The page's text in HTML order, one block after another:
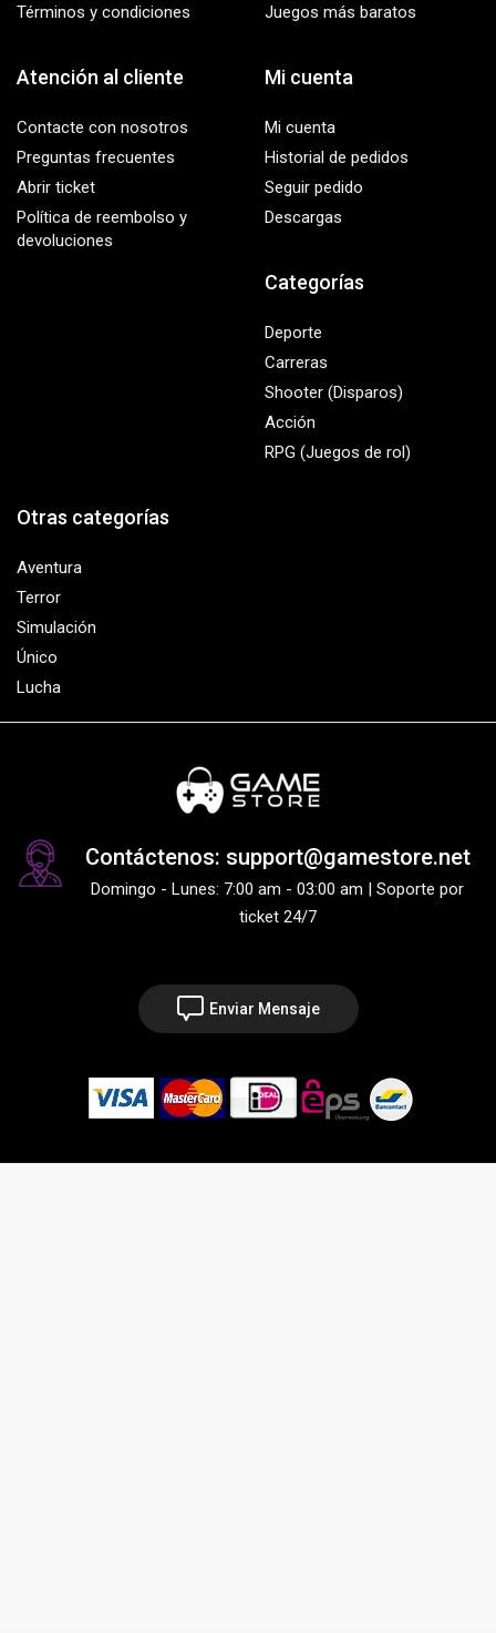
Términos y condiciones
Juegos más baratos
Atención al cliente
Contacte con nosotros
Preguntas frecuentes
Abrir ticket
Política de reembolso y
devoluciones
Mi cuenta
Mi cuenta
Historial de pedidos
Seguir pedido
Descargas
Categorías
Deporte
Carreras
Shooter (Disparos)
Acción
RPG (Juegos de rol)
Otras categorías
Aventura
Terror
Simulación
Único
Lucha
Contáctenos: support@gamestore.net
Domingo - Lunes: 7:00 am - 03:00 am | Soporte por
ticket 24/7
Enviar Mensaje